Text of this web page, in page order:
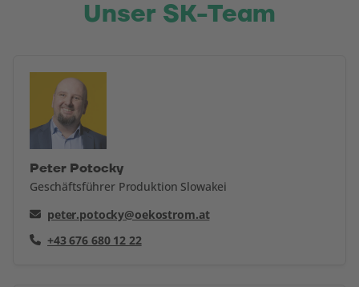
Unser SK-Team
Peter Potocky
Geschäftsführer Produktion Slowakei
peter.potocky@oekostrom.at
+43 676 680 12 22